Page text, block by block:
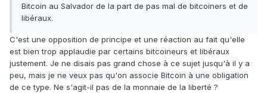
Bitcoin au Salvador de la part de pas mal de bitcoiners et de
libéraux.
C'est une opposition de principe et une réaction au fait qu'elle
est bien trop applaudie par certains bitcoineurs et libéraux
justement. Je ne disais pas grand chose à ce sujet jusqu'à il y a
peu, mais je ne veux pas qu'on associe Bitcoin à une obligation
de ce type. Ne s'agit-il pas de la monnaie de la liberté ?